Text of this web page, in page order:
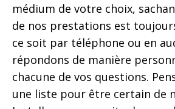
médium de votre choix,
de nos prestations est
ce soit par téléphone ou en
répondons de manière
chacune de vos questions.
une liste pour être certain de